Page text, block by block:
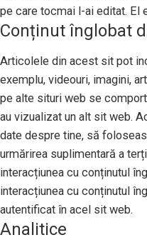
pe care tocmai l-ai editat. El
Conținut înglobat
Articolele din acest sit pot
exemplu, videouri, imagini,
pe alte situri web se
au vizualizat un alt sit web.
date despre tine, să
urmărirea suplimentară a
interacțiunea cu conținutul
interacțiunea cu conținutul
autentificat în acel sit web.
Analitice